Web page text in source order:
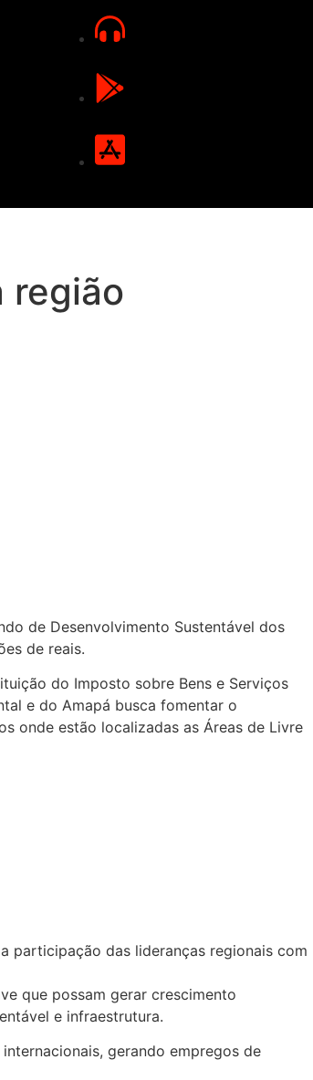
região
de Desenvolvimento Sustentável dos
de reais.
do Imposto sobre Bens e Serviços
e do Amapá busca fomentar o
onde estão localizadas as Áreas de Livre
participação das lideranças regionais com
que possam gerar crescimento
e infraestrutura.
gerando empregos de